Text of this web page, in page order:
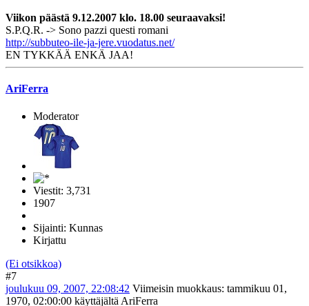
Viikon päästä 9.12.2007 klo. 18.00 seuraavaksi!
S.P.Q.R. -> Sono pazzi questi romani
http://subbuteo-ile-ja-jere.vuodatus.net/
EN TYKKÄÄ ENKÄ JAA!
AriFerra
Moderator
Viestit: 3,731
1907
Sijainti: Kunnas
Kirjattu
(Ei otsikkoa)
#7
joulukuu 09, 2007, 22:08:42 Viimeisin muokkaus: tammikuu 01,
1970, 02:00:00 käyttäjältä AriFerra